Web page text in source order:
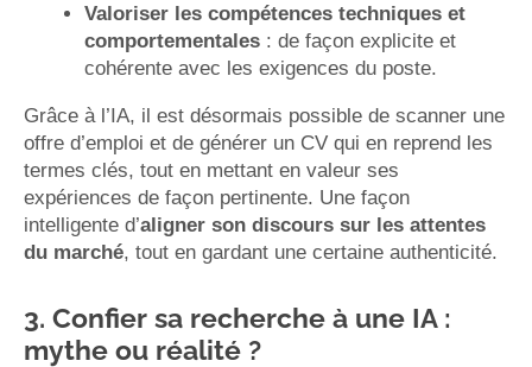
Valoriser les compétences techniques et
comportementales : de façon explicite et
cohérente avec les exigences du poste.
Grâce à l’IA, il est désormais possible de scanner une
offre d’emploi et de générer un CV qui en reprend les
termes clés, tout en mettant en valeur ses
expériences de façon pertinente. Une façon
intelligente d’aligner son discours sur les attentes
du marché, tout en gardant une certaine authenticité.
3. Confier sa recherche à une IA :
mythe ou réalité ?